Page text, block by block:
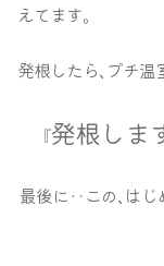
えてます｡
発根したら､プチ温
『発根しま
最後に‥この､はじ